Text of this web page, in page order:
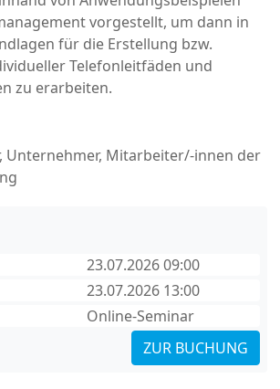
vorgestellt, um dann in
für die Erstellung bzw.
Telefonleitfäden und
zu erarbeiten.
Unternehmer, Mitarbeiter/-innen der
23.07.2026 09:00
23.07.2026 13:00
Online-Seminar
ZUR BUCHUNG